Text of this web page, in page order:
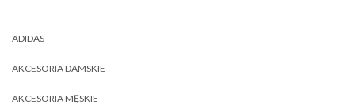
ADIDAS
AKCESORIA DAMSKIE
AKCESORIA MĘSKIE